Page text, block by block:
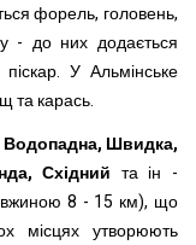
форель, головень,
- до них додається
У Альмінське
та карась.
Водопадна, Швидка,
Східний та ін -
8 - 15 км), що
місцях утворюють